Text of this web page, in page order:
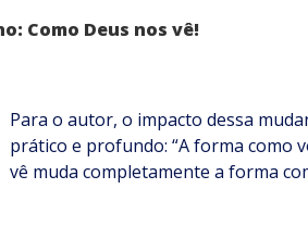
Como Deus nos vê!
Para o autor, o impacto dessa
prático e profundo: “A forma como
vê muda completamente a forma